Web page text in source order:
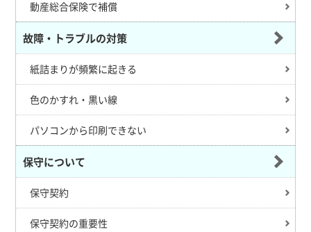
動産総合保険で補償
故障・トラブルの対策
紙詰まりが頻繁に起きる
色のかすれ・黒い線
パソコンから印刷できない
保守について
保守契約
保守契約の重要性